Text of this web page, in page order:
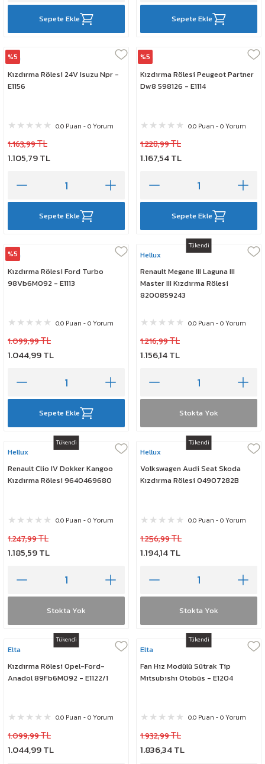
Sepete Ekle Sepete Ekle
%5
Elta
Kızdırma Rölesi 24V Isuzu Npr -
E1156
0.0 Puan - 0 Yorum
1.163,99 TL
1.105,79 TL
Sepete Ekle
%5
Elta
Kızdırma Rölesi Peugeot Partner
Dw8 598126 - E1114
0.0 Puan - 0 Yorum
1.228,99 TL
1.167,54 TL
Sepete Ekle
%5
Elta
Kızdırma Rölesi Ford Turbo
98Vb6M092 - E1113
0.0 Puan - 0 Yorum
1.099,99 TL
1.044,99 TL
Sepete Ekle
Tükendi
Hellux
Renault Megane III Laguna III
Master III Kızdırma Rölesi
8200859243
0.0 Puan - 0 Yorum
1.216,99 TL
1.156,14 TL
Stokta Yok
Tükendi
Hellux
Renault Clio IV Dokker Kangoo
Kızdırma Rölesi 9640469680
0.0 Puan - 0 Yorum
1.247,99 TL
1.185,59 TL
Stokta Yok
Tükendi
Hellux
Volkswagen Audi Seat Skoda
Kızdırma Rölesi 04907282B
0.0 Puan - 0 Yorum
1.256,99 TL
1.194,14 TL
Stokta Yok
Tükendi
Elta
Kızdırma Rölesi Opel-Ford-
Anadol 89Fb6M092 - E1122/1
0.0 Puan - 0 Yorum
1.099,99 TL
1.044,99 TL
Tükendi
Elta
Fan Hız Modülü Sütrak Tip
Mıtsubıshı Otobüs - E1204
0.0 Puan - 0 Yorum
1.932,99 TL
1.836,34 TL